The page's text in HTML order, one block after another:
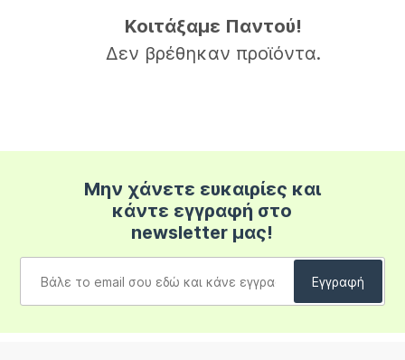
Κοιτάξαμε Παντού!
Δεν βρέθηκαν προϊόντα.
Μην χάνετε ευκαιρίες και
κάντε εγγραφή στο
newsletter μας!